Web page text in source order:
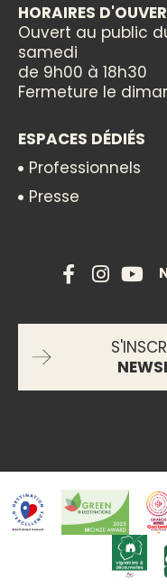
HORAIRES
Ouvert au public
samedi
de 9h00 à 18h30
Fermeture le
ESPACES DÉDIÉS
Professionnels
Presse